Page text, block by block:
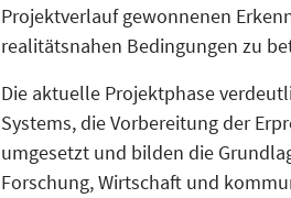
Projektverlauf gewonnenen
realitätsnahen Bedingungen zu
Die aktuelle Projektphase
Systems, die Vorbereitung der
umgesetzt und bilden die
Forschung, Wirtschaft und